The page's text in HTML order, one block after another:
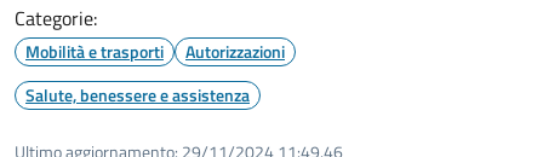
Categorie:
Mobilità e trasporti
Autorizzazioni
Salute, benessere e assistenza